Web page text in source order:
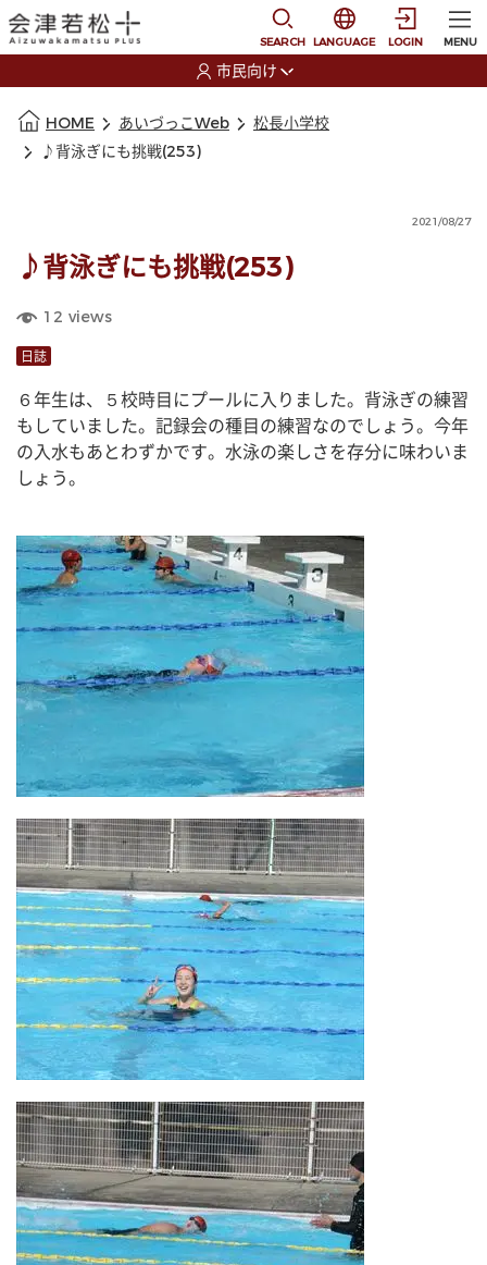
SEARCH
選択すると言語の切
LANGUAGE LOGIN MENU
市民向け
HOME あいづっこWeb
松長小学校
♪背泳ぎにも挑戦(253)
2021/08/27
♪背泳ぎにも挑戦(253)
12 views
日誌
６年生は、５校時目にプールに入りました。背泳ぎの練習
もしていました。記録会の種目の練習なのでしょう。今年
の入水もあとわずかです。水泳の楽しさを存分に味わいま
しょう。